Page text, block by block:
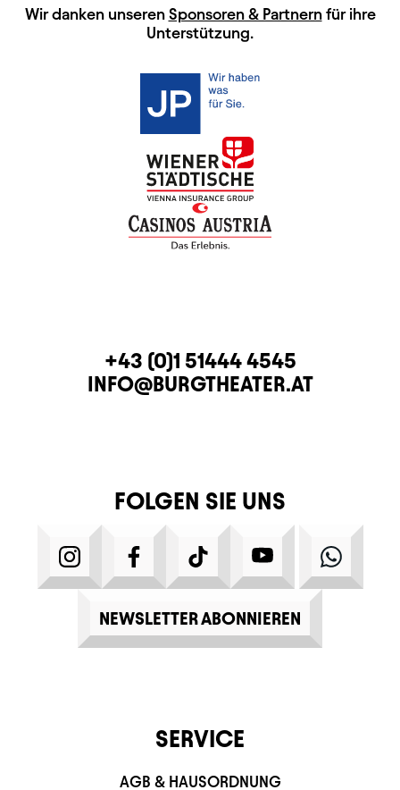
HAUPTSPONSOREN
Wir danken unseren Sponsoren & Partnernfür ihre
Unterstützung.
KONTAKTTELEFON
+43 (0)1 51444 4545
E-MAIL
INFO@BURGTHEATER.AT
FOLGEN SIE UNS
INSTAGRAMFACEBOOKTIKTOK YOUTUBE
NEWSLETTER ABONNIEREN
SERVICE
AGB & HAUSORDNUNG